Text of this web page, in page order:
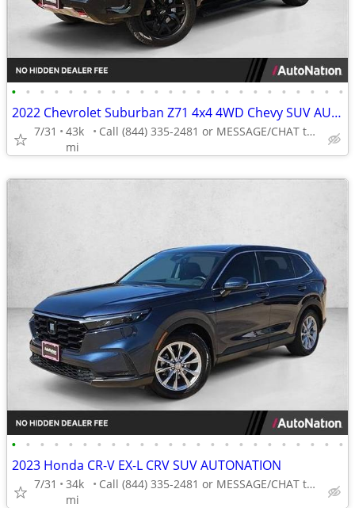
• • • • • • • • • • • • • • • • • • • • • • • •
2022 Chevrolet Suburban Z71 4x4 4WD Chevy SUV AUTONATION
7/31
43k
mi
Call (844) 335-2481 or MESSAGE/CHAT to confirm availability
• • • • • • • • • • • • • • • • • • • • • • • •
2023 Honda CR-V EX-L CRV SUV AUTONATION
7/31
34k
mi
Call (844) 335-2481 or MESSAGE/CHAT to confirm availability